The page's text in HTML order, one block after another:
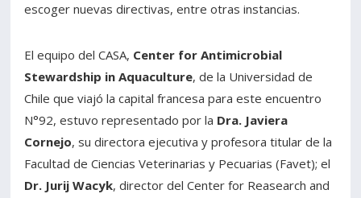
escoger nuevas directivas, entre otras instancias.
El equipo del CASA, Center for Antimicrobial
Stewardship in Aquaculture, de la Universidad de
Chile que viajó la capital francesa para este encuentro
N°92, estuvo representado por la Dra. Javiera
Cornejo, su directora ejecutiva y profesora titular de la
Facultad de Ciencias Veterinarias y Pecuarias (Favet); el
Dr. Jurij Wacyk, director del Center for Reasearch and